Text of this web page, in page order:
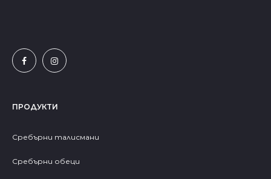
ПРОДУКТИ
Сребърни талисмани
Сребърни обеци